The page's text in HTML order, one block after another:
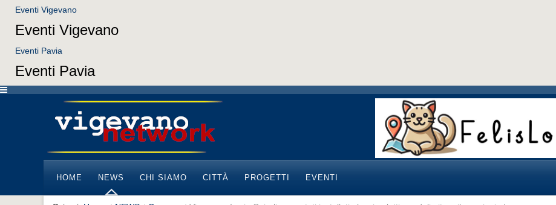
Eventi Vigevano
Eventi Vigevano
Eventi Pavia
Eventi Pavia
HOME NEWS CHI SIAMO CITTÀ PROGETTI EVENTI